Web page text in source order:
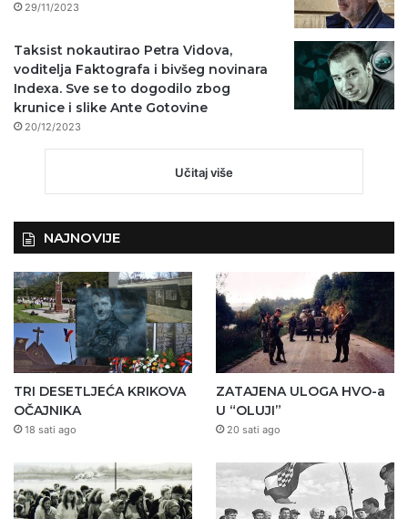
29/11/2023
Taksist nokautirao Petra Vidova,
voditelja Faktografa i bivšeg novinara
Indexa. Sve se to dogodilo zbog
krunice i slike Ante Gotovine
20/12/2023
Učitaj više
NAJNOVIJE
TRI DESETLJEĆA KRIKOVA
OČAJNIKA
18 sati ago
ZATAJENA ULOGA HVO-a
U “OLUJI”
20 sati ago